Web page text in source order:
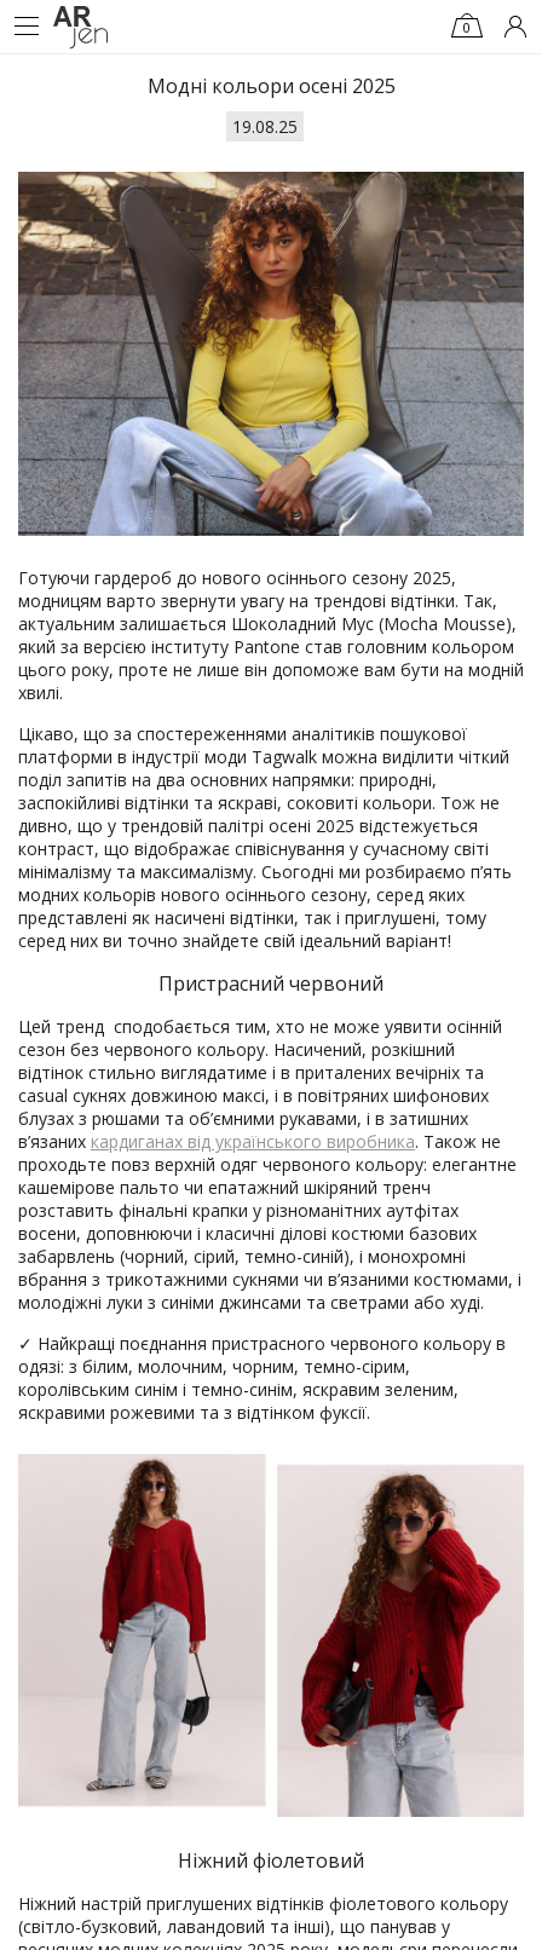
0
Модні кольори осені 2025
19.08.25
Готуючи гардероб до нового осіннього сезону 2025,
модницям варто звернути увагу на трендові відтінки. Так,
актуальним залишається Шоколадний Мус (Mocha Mousse),
який за версією інституту Pantone став головним кольором
цього року, проте не лише він допоможе вам бути на модній
хвилі.
Цікаво, що за спостереженнями аналітиків пошукової
платформи в індустрії моди Tagwalk можна виділити чіткий
поділ запитів на два основних напрямки: природні,
заспокійливі відтінки та яскраві, соковиті кольори. Тож не
дивно, що у трендовій палітрі осені 2025 відстежується
контраст, що відображає співіснування у сучасному світі
мінімалізму та максималізму. Сьогодні ми розбираємо п’ять
модних кольорів нового осіннього сезону, серед яких
представлені як насичені відтінки, так і приглушені, тому
серед них ви точно знайдете свій ідеальний варіант!
Пристрасний червоний
Цей тренд сподобається тим, хто не може уявити осінній
сезон без червоного кольору. Насичений, розкішний
відтінок стильно виглядатиме і в приталених вечірніх та
casual сукнях довжиною максі, і в повітряних шифонових
блузах з рюшами та об’ємними рукавами, і в затишних
в’язаних кардиганах від українського виробника. Також не
проходьте повз верхній одяг червоного кольору: елегантне
кашемірове пальто чи епатажний шкіряний тренч
розставить фінальні крапки у різноманітних аутфітах
восени, доповнюючи і класичні ділові костюми базових
забарвлень (чорний, сірий, темно-синій), і монохромні
вбрання з трикотажними сукнями чи в’язаними костюмами, і
молодіжні луки з синіми джинсами та светрами або худі.
✓ Найкращі поєднання пристрасного червоного кольору в
одязі: з білим, молочним, чорним, темно-сірим,
королівським синім і темно-синім, яскравим зеленим,
яскравими рожевими та з відтінком фуксії.
Ніжний фіолетовий
Ніжний настрій приглушених відтінків фіолетового кольору
(світло-бузковий, лавандовий та інші), що панував у